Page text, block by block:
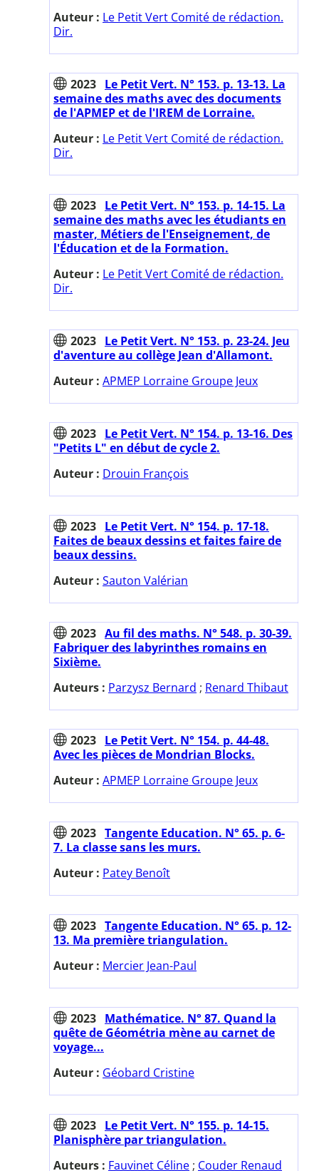
Auteur : Le Petit Vert Comité de rédaction.
Dir.
2023 Le Petit Vert. N° 153. p. 13-13. La
semaine des maths avec des documents
de l'APMEP et de l'IREM de Lorraine.
Auteur : Le Petit Vert Comité de rédaction.
Dir.
2023 Le Petit Vert. N° 153. p. 14-15. La
semaine des maths avec les étudiants en
master, Métiers de l'Enseignement, de
l'Éducation et de la Formation.
Auteur : Le Petit Vert Comité de rédaction.
Dir.
2023 Le Petit Vert. N° 153. p. 23-24. Jeu
d'aventure au collège Jean d'Allamont.
Auteur : APMEP Lorraine Groupe Jeux
2023 Le Petit Vert. N° 154. p. 13-16. Des
"Petits L" en début de cycle 2.
Auteur : Drouin François
2023 Le Petit Vert. N° 154. p. 17-18.
Faites de beaux dessins et faites faire de
beaux dessins.
Auteur : Sauton Valérian
2023 Au fil des maths. N° 548. p. 30-39.
Fabriquer des labyrinthes romains en
Sixième.
Auteurs : Parzysz Bernard ; Renard Thibaut
2023 Le Petit Vert. N° 154. p. 44-48.
Avec les pièces de Mondrian Blocks.
Auteur : APMEP Lorraine Groupe Jeux
2023 Tangente Education. N° 65. p. 6-
7. La classe sans les murs.
Auteur : Patey Benoît
2023 Tangente Education. N° 65. p. 12-
13. Ma première triangulation.
Auteur : Mercier Jean-Paul
2023 Mathématice. N° 87. Quand la
quête de Géométria mène au carnet de
voyage...
Auteur : Géobard Cristine
2023 Le Petit Vert. N° 155. p. 14-15.
Planisphère par triangulation.
Auteurs : Fauvinet Céline ; Couder Renaud